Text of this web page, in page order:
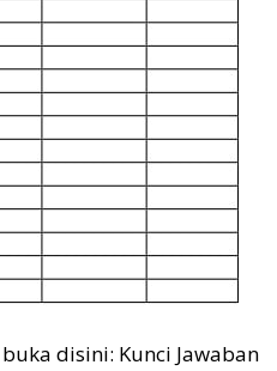
disini: Kunci Jawaban